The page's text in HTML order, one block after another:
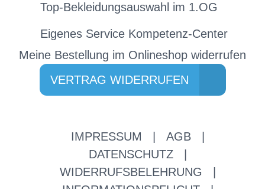
Top-Bekleidungsauswahl im 1.OG
Eigenes Service Kompetenz-Center
Meine Bestellung im Onlineshop widerrufen
VERTRAG WIDERRUFEN
IMPRESSUM AGB
DATENSCHUTZ
WIDERRUFSBELEHRUNG